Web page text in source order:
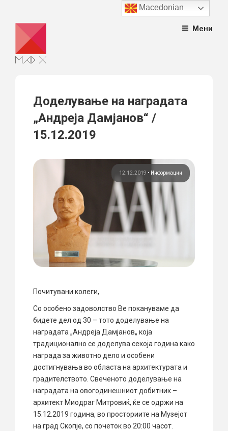
content
Мени
Доделување на наградата
„Андреја Дамјанов“ /
15.12.2019
12.12.2019 • Информации
Почитувани колеги,
Со особено задоволство Ве покануваме да
бидете дел од 30 – тото доделување на
наградата „Андреја Дамјанов„ која
традиционално се доделува секоја година како
награда за животно дело и особени
достигнувања во областа на архитектурата и
градителството. Свеченото доделување на
наградата на овогодинешниот добитник –
архитект Миодраг Митровиќ, ќе се одржи на
15.12.2019 година, во просториите на Музејот
на град Скопје, со почеток во 20:00 часот.
Macedonian